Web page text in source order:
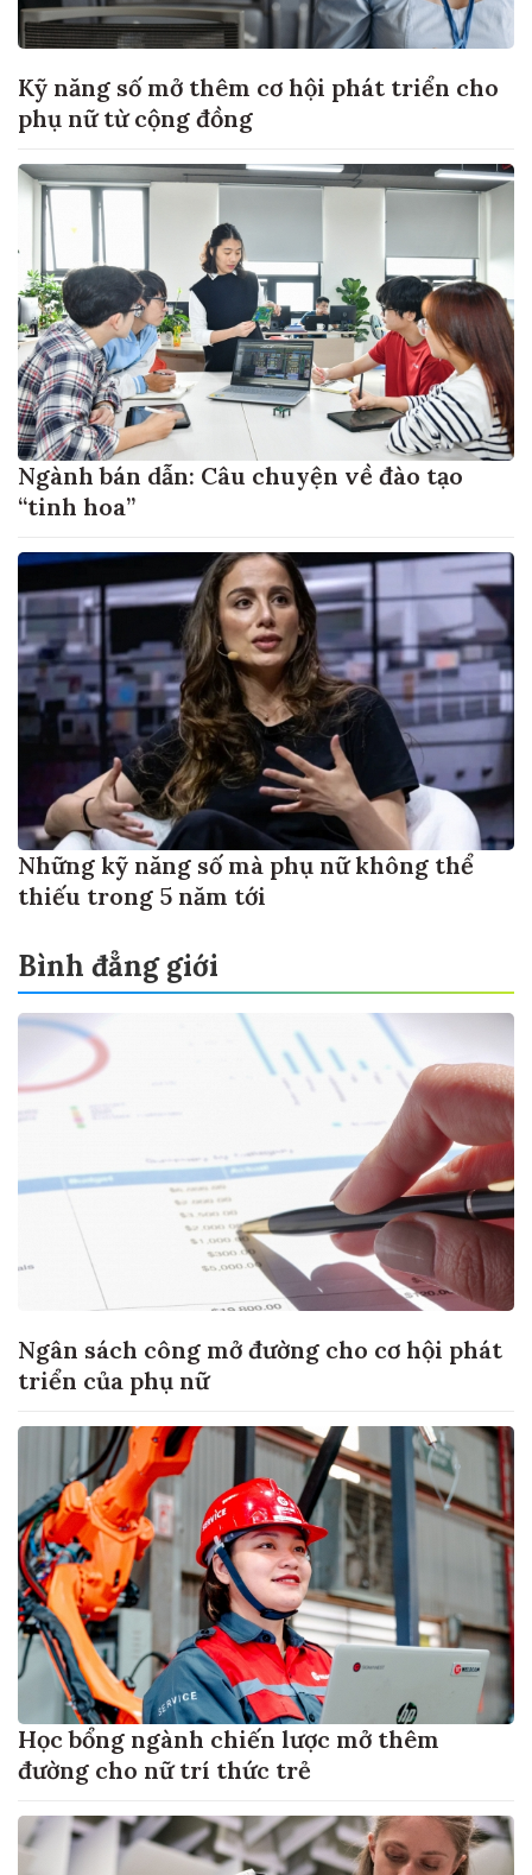
Kỹ năng số mở thêm cơ hội phát triển cho
phụ nữ từ cộng đồng
Ngành bán dẫn: Câu chuyện về đào tạo
“tinh hoa”
Những kỹ năng số mà phụ nữ không thể
thiếu trong 5 năm tới
Bình đẳng giới
Ngân sách công mở đường cho cơ hội phát
triển của phụ nữ
Học bổng ngành chiến lược mở thêm
đường cho nữ trí thức trẻ